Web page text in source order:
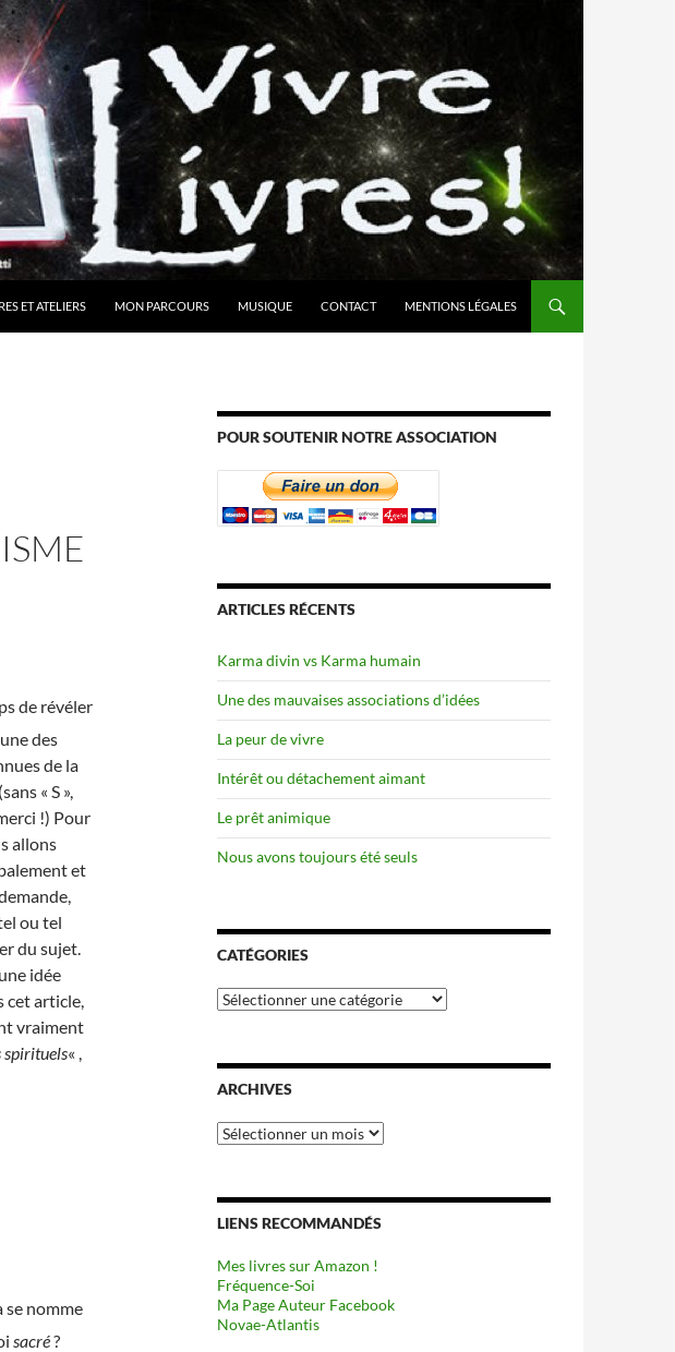
ET ATELIERS MON PARCOURS MUSIQUE CONTACT MENTIONS LÉGALES
de révéler
des
de la
(sans « S »,
!) Pour
allons
et
ou tel
du sujet.
idée
cet article,
vraiment
spirituels« ,
se nomme
sacré?
POUR SOUTENIR NOTRE ASSOCIATION
ARTICLES RÉCENTS
Karma divin vs Karma humain
Une des mauvaises associations d’idées
La peur de vivre
Intérêt ou détachement aimant
Le prêt animique
Nous avons toujours été seuls
CATÉGORIES
Catégories
ARCHIVES
Archives
LIENS RECOMMANDÉS
Mes livres sur Amazon !
Fréquence-Soi
Ma Page Auteur Facebook
Novae-Atlantis